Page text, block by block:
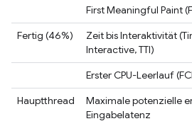
First Meaningful Paint
Fertig (46%)
Zeit bis Interaktivität
Interactive, TTI)
Erster CPU-Leerlauf
Hauptthread
Maximale potenzielle
Eingabelatenz